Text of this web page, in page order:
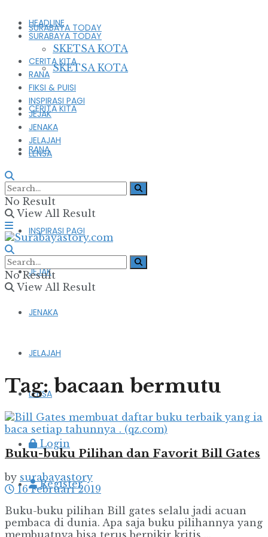
SURABAYA TODAY
SKETSA KOTA
CERITA KITA
RANA
FIKSI & PUISI
INSPIRASI PAGI
JEJAK
JENAKA
JELAJAH
LENSA
Login
Register
HEADLINE
SURABAYA TODAY
SKETSA KOTA
CERITA KITA
RANA
FIKSI & PUISI
INSPIRASI PAGI
JEJAK
JENAKA
JELAJAH
LENSA
No Result
View All Result
No Result
View All Result
Tag:bacaan bermutu
Buku-buku Pilihan dan Favorit Bill Gates
by surabayastory
16 Februari 2019
Buku-buku pilihan Bill gates selalu jadi acuan
pembaca di dunia. Apa saja buku pilihannya yang